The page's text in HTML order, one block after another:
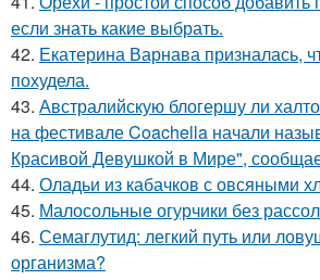
если знать какие выбрать.
42. Екатерина Варнава призналась,
похудела.
43. Австралийскую блогершу ли
на фестивале Coachella начали
Красивой Девушкой в Мире",
44. Оладьи из кабачков с овсяными
45. Малосольные огурчики без
46. Семаглутид: легкий путь или
организма?